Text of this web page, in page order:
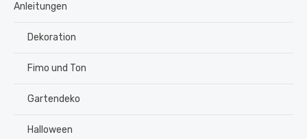
Anleitungen
Dekoration
Fimo und Ton
Gartendeko
Halloween